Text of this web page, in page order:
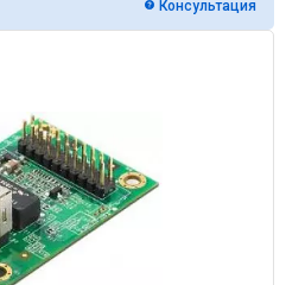
Консультация